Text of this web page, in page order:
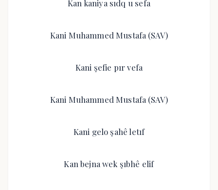
Kan kaniya sıdq u sefa
Kani Muhammed Mustafa (SAV)
Kani şefie pır vefa
Kani Muhammed Mustafa (SAV)
Kani gelo şahê letıf
Kan bejna wek şıbhê elif